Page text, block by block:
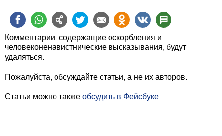
Своего автопрома у Китая до сих пор нет. Все, что
выпускается в Китае - это либо грубые китайские
копии, либо автомобили, созданные в рамках
совместных проектов. Тем не менее, на сегодняшний
день рынок КНР является вторым по величине после
американского и первым – по перспективности.